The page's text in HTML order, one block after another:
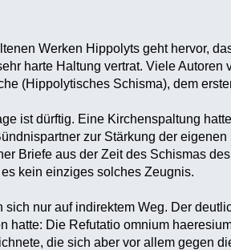
Werken Hippolyts geht hervor,
harte Haltung vertrat. Viele
(Hippolytisches Schisma), dem
ist dürftig. Eine Kirchenspaltung
zur Stärkung der
Briefe aus der Zeit des Schismas
kein einziges solches Zeugnis.
sich nur auf indirektem Weg. Der
hatte: Die Refutatio omnium
die sich aber vor allem gegen